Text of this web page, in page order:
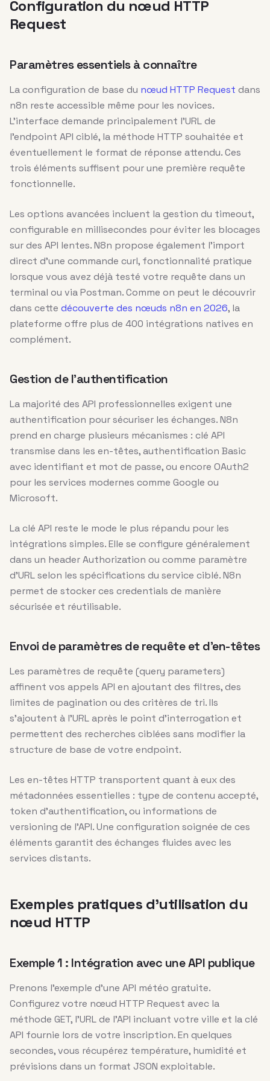
Configuration du nœud HTTP
Request
Paramètres essentiels à connaître
La configuration de base du nœud HTTP Request dans
n8n reste accessible même pour les novices.
L’interface demande principalement l’URL de
l’endpoint API ciblé, la méthode HTTP souhaitée et
éventuellement le format de réponse attendu. Ces
trois éléments suffisent pour une première requête
fonctionnelle.
Les options avancées incluent la gestion du timeout,
configurable en millisecondes pour éviter les blocages
sur des API lentes. N8n propose également l’import
direct d’une commande curl, fonctionnalité pratique
lorsque vous avez déjà testé votre requête dans un
terminal ou via Postman. Comme on peut le découvrir
dans cette découverte des nœuds n8n en 2026, la
plateforme offre plus de 400 intégrations natives en
complément.
Gestion de l’authentification
La majorité des API professionnelles exigent une
authentification pour sécuriser les échanges. N8n
prend en charge plusieurs mécanismes : clé API
transmise dans les en-têtes, authentification Basic
avec identifiant et mot de passe, ou encore OAuth2
pour les services modernes comme Google ou
Microsoft.
La clé API reste le mode le plus répandu pour les
intégrations simples. Elle se configure généralement
dans un header Authorization ou comme paramètre
d’URL selon les spécifications du service ciblé. N8n
permet de stocker ces credentials de manière
sécurisée et réutilisable.
Envoi de paramètres de requête et d’en-têtes
Les paramètres de requête (query parameters)
affinent vos appels API en ajoutant des filtres, des
limites de pagination ou des critères de tri. Ils
s’ajoutent à l’URL après le point d’interrogation et
permettent des recherches ciblées sans modifier la
structure de base de votre endpoint.
Les en-têtes HTTP transportent quant à eux des
métadonnées essentielles : type de contenu accepté,
token d’authentification, ou informations de
versioning de l’API. Une configuration soignée de ces
éléments garantit des échanges fluides avec les
services distants.
Exemples pratiques d’utilisation du
nœud HTTP
Exemple 1 : Intégration avec une API publique
Prenons l’exemple d’une API météo gratuite.
Configurez votre nœud HTTP Request avec la
méthode GET, l’URL de l’API incluant votre ville et la clé
API fournie lors de votre inscription. En quelques
secondes, vous récupérez température, humidité et
prévisions dans un format JSON exploitable.